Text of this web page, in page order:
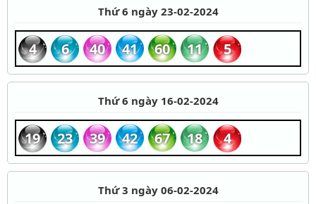
Thứ 6 ngày 23-02-2024
4 6 40 41 60 11 5
Thứ 6 ngày 16-02-2024
19 23 39 42 67 18 4
Thứ 3 ngày 06-02-2024